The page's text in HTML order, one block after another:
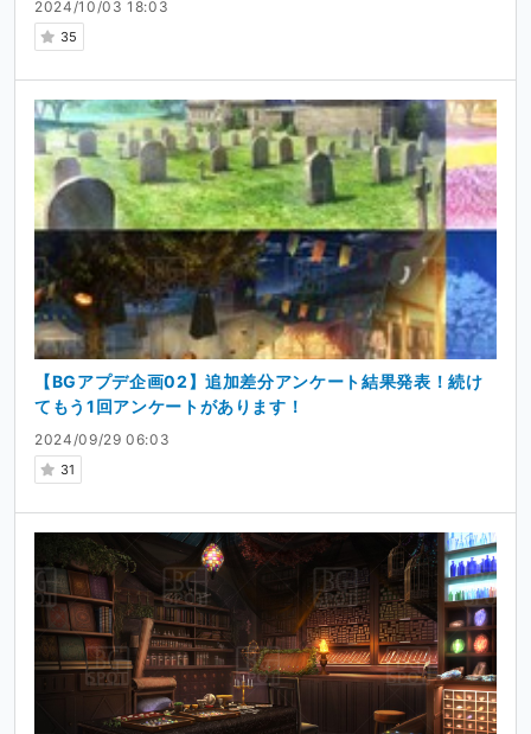
2024/10/03 18:03
35
2024/09/29 06:03
31
【BGアプデ企画02】追加差分アンケート結果発表！続け
てもう1回アンケートがあります！